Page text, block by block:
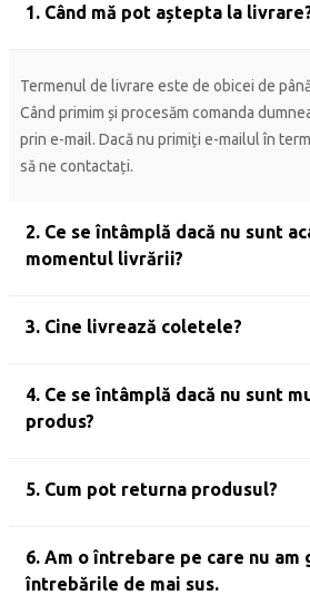
1. Când mă pot aștepta la
Termenul de livrare este de obicei de
Când primim și procesăm comanda
prin e-mail. Dacă nu primiți e-mailul în
să ne contactați.
2. Ce se întâmplă dacă nu sunt
momentul livrării?
3. Cine livrează coletele?
4. Ce se întâmplă dacă nu sunt
produs?
5. Cum pot returna produsul?
6. Am o întrebare pe care nu
întrebările de mai sus.